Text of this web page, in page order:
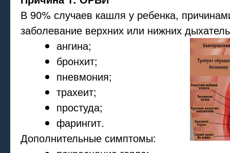
В 90% случаев кашля у ребенка,
заболевание верхних или нижних
ангина;
бронхит;
пневмония;
трахеит;
простуда;
фарингит.
Дополнительные симптомы: